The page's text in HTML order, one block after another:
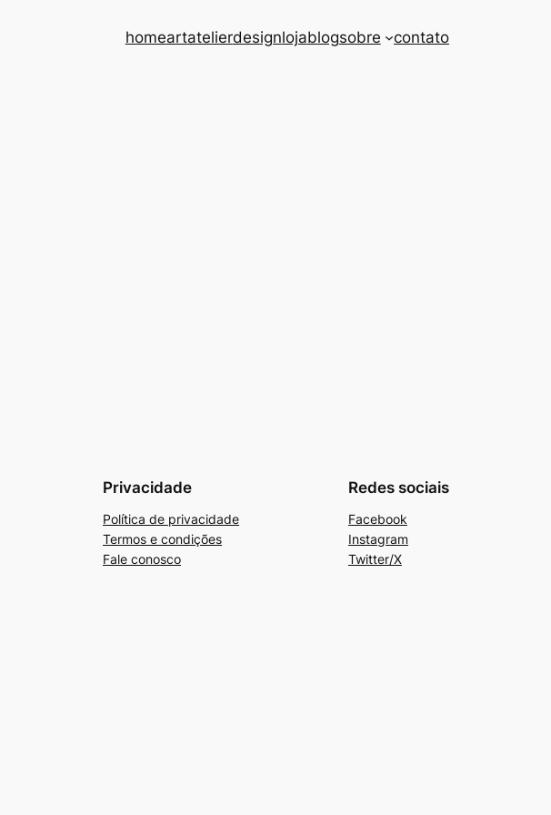
homeartatelierdesignlojablogsobre contato
Privacidade
Política de privacidade
Termos e condições
Fale conosco
Redes sociais
Facebook
Instagram
Twitter/X